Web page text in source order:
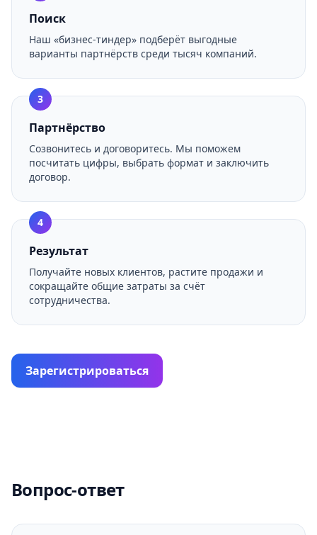
Поиск
Наш «бизнес‑тиндер» подберёт выгодные
варианты партнёрств среди тысяч компаний.
3
Партнёрство
Созвонитесь и договоритесь. Мы поможем
посчитать цифры, выбрать формат и заключить
договор.
4
Результат
Получайте новых клиентов, растите продажи и
сокращайте общие затраты за счёт
сотрудничества.
Зарегистрироваться
Вопрос‑ответ